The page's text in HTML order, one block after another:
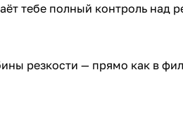
тебе полный контроль над
резкости — прямо как в